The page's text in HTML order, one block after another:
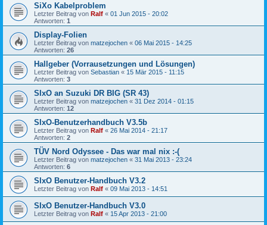
SiXo Kabelproblem
Letzter Beitrag von Ralf « 01 Jun 2015 - 20:02
Antworten: 1
Display-Folien
Letzter Beitrag von matzejochen « 06 Mai 2015 - 14:25
Antworten: 26
Hallgeber (Vorrausetzungen und Lösungen)
Letzter Beitrag von Sebastian « 15 Mär 2015 - 11:15
Antworten: 3
SIxO an Suzuki DR BIG (SR 43)
Letzter Beitrag von matzejochen « 31 Dez 2014 - 01:15
Antworten: 12
SIxO-Benutzerhandbuch V3.5b
Letzter Beitrag von Ralf « 26 Mai 2014 - 21:17
Antworten: 2
TÜV Nord Odyssee - Das war mal nix :-(
Letzter Beitrag von matzejochen « 31 Mai 2013 - 23:24
Antworten: 6
SIxO Benutzer-Handbuch V3.2
Letzter Beitrag von Ralf « 09 Mai 2013 - 14:51
SIxO Benutzer-Handbuch V3.0
Letzter Beitrag von Ralf « 15 Apr 2013 - 21:00